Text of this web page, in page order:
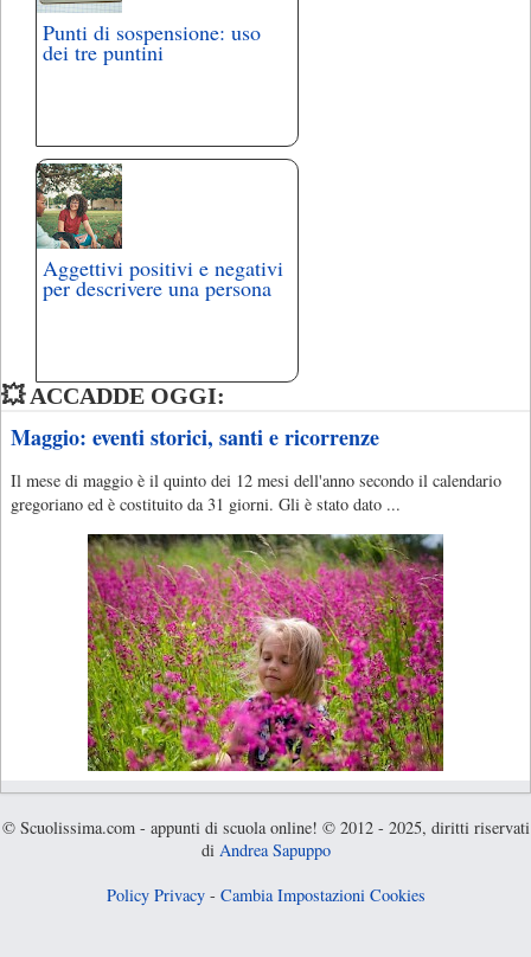
Punti di sospensione: uso
dei tre puntini
Aggettivi positivi e negativi
per descrivere una persona
💥 ACCADDE OGGI:
Maggio: eventi storici, santi e ricorrenze
Il mese di maggio è il quinto dei 12 mesi dell'anno secondo il calendario
gregoriano ed è costituito da 31 giorni. Gli è stato dato ...
© Scuolissima.com - appunti di scuola online! © 2012 - 2025, diritti riservati
di Andrea Sapuppo
Policy Privacy- Cambia Impostazioni Cookies